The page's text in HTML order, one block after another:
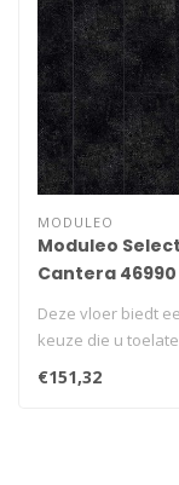
MODULEO
Moduleo Select
Cantera 46990
Deze vloer biedt
keuze die u
unieke ruimte te
€151,32